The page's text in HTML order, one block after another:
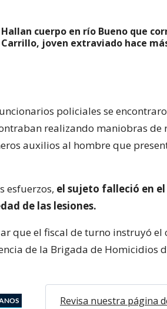
Hallan cuerpo en río Bueno que
Carrillo, joven extraviado hace
policiales se
realizando maniobras de
auxilios al hombre que
esfuerzos, el sujeto falleció en
de las lesiones.
que el fiscal de turno instruyó
de la Brigada de Homicidios
Revisa nuestra página